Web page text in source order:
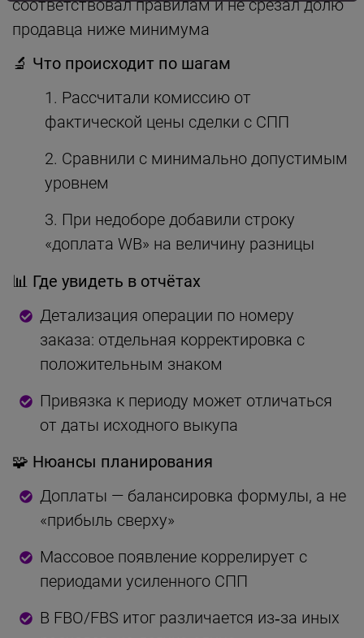
соответствовал правилам и не срезал долю
продавца ниже минимума
🔬 Что происходит по шагам
Рассчитали комиссию от
фактической цены сделки с СПП
Сравнили с минимально допустимым
уровнем
При недоборе добавили строку
«доплата WB» на величину разницы
📊 Где увидеть в отчётах
Детализация операции по номеру
заказа: отдельная корректировка с
положительным знаком
Привязка к периоду может отличаться
от даты исходного выкупа
🧩 Нюансы планирования
Доплаты — балансировка формулы, а не
«прибыль сверху»
Массовое появление коррелирует с
периодами усиленного СПП
В FBO/FBS итог различается из‑за иных